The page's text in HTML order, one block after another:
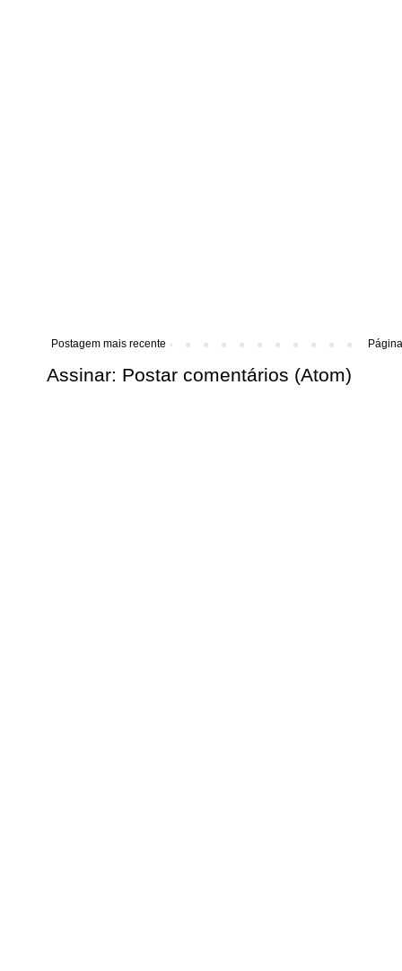
Postagem mais recente
Assinar: Postar comentários (Atom)